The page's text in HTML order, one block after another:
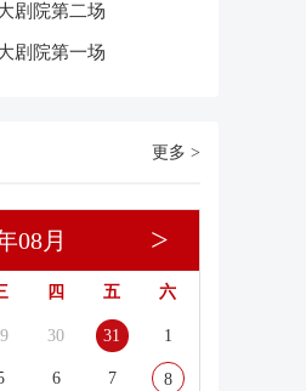
刘三姐》摄影@舞蹈中国-刘海
剧院第二场
剧院第一场
更多 >
08月 >
四 五 六
30 31 1
6 7 8